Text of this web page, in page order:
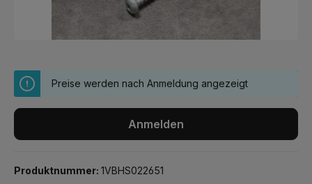
Preise werden nach Anmeldung angezeigt
Anmelden
Produktnummer: 1VBHS022651